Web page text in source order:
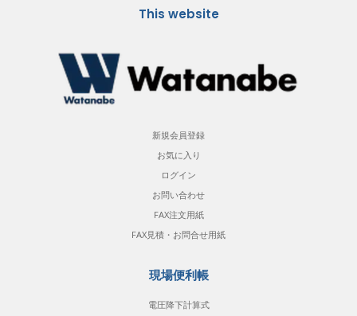
This website
新規会員登録
お気に入り
ログイン
お問い合わせ
FAX注文用紙
FAX見積・お問合せ用紙
現場便利帳
電圧降下計算式